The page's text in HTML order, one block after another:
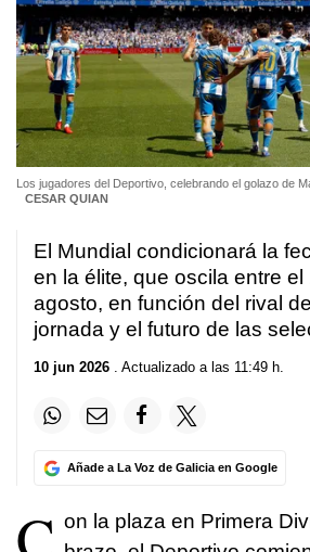
Los jugadores del Deportivo, celebrando el golazo de
CESAR QUIAN
El Mundial condicionará la
en la élite, que oscila entre el
agosto, en función del rival
jornada y el futuro de las
10 jun 2026 . Actualizado a las 11:49 h.
Añade a La Voz de Galicia en Google
on la plaza en Primera